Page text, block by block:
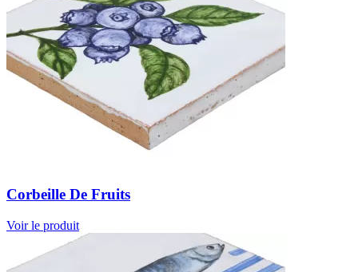
Corbeille De Fruits
Voir le produit